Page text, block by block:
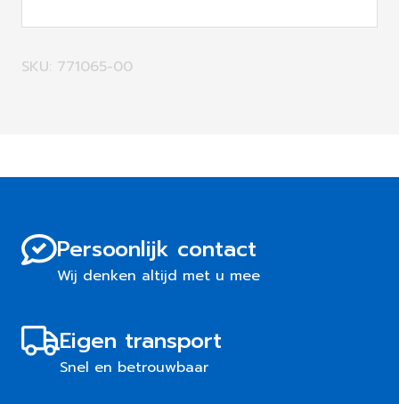
SKU: 771065-00
Persoonlijk contact
Wij denken altijd met u mee
Eigen transport
Snel en betrouwbaar